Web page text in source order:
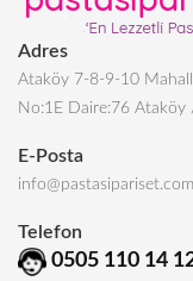
Adres
Ataköy 7-8-9-10
No:1E Daire:76 Ataköy
E-Posta
info@pastasipariset.com
Telefon
0505 110 14